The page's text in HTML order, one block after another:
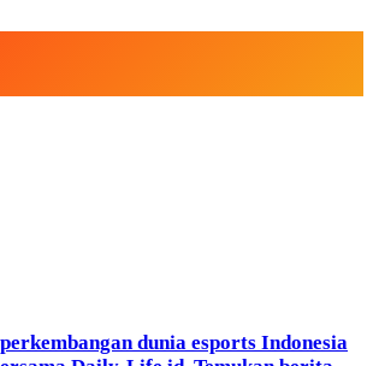
News For Your Needs
dunia esports Indonesia